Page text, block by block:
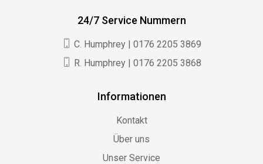
24/7 Service Nummern
C. Humphrey | 0176 2205 3869
R. Humphrey | 0176 2205 3868
Informationen
Kontakt
Über uns
Unser Service